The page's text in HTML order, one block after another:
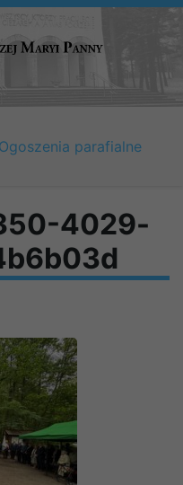
Ogoszenia parafialne
4029-